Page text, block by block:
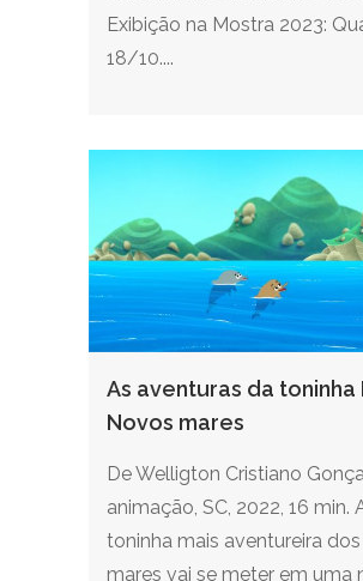
Exibição na Mostra 2023:
18/10....
As aventuras da toninha
Novos mares
De Welligton Cristiano
animação, SC, 2022, 16 min.
toninha mais aventureira
mares vai se meter em uma